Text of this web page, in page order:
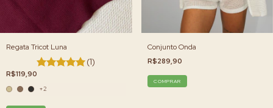
Regata Tricot Luna
(1)
R$119,90
+2
Conjunto Onda
R$289,90
COMPRAR